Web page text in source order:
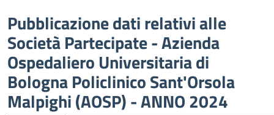
Descrizione
Pubblicazione dati relativi alle
Società Partecipate - Azienda
Ospedaliero Universitaria di
Bologna Policlinico Sant'Orsola
Malpighi (AOSP) - ANNO 2024